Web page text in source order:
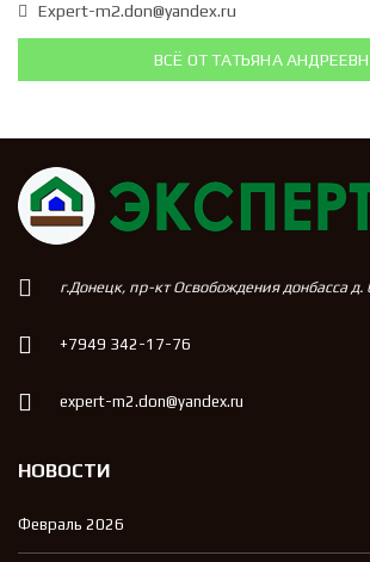
Expert-m2.don@yandex.ru
ВСЁ ОТ ТАТЬЯНА
г.Донецк, пр-кт Освобождения донбасса д.
+7949 342-17-76
expert-m2.don@yandex.ru
НОВОСТИ
Февраль 2026